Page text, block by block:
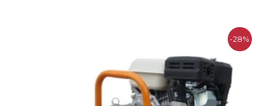
-28%
$325.200.
actual
es:
$234.100.